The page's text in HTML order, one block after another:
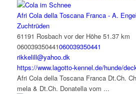
Afri Cola della Toscana Franca - A. Engel
Zuchtrüden
61191 Rosbach vor der Höhe 51.37 km
060039350441060039350441
rikkelill@yahoo.dk
https://www.lagotto-kennel.de/hunde/
Afri Cola della Toscana Franca Dt.Ch.
mela & Dt.Ch. Donatella vom ...